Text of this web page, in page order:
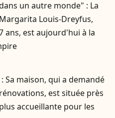
un autre monde" : La
Louis-Dreyfus,
ans, est aujourd'hui à la
Sa maison, qui a demandé
est située près
accueillante pour les